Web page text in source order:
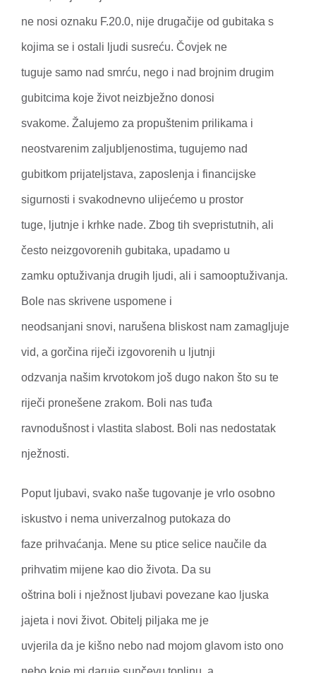
ne nosi oznaku F.20.0, nije drugačije od gubitaka s
kojima se i ostali ljudi susreću. Čovjek ne
tuguje samo nad smrću, nego i nad brojnim drugim
gubitcima koje život neizbježno donosi
svakome. Žalujemo za propuštenim prilikama i
neostvarenim zaljubljenostima, tugujemo nad
gubitkom prijateljstava, zaposlenja i financijske
sigurnosti i svakodnevno ulijećemo u prostor
tuge, ljutnje i krhke nade. Zbog tih svepristutnih, ali
često neizgovorenih gubitaka, upadamo u
zamku optuživanja drugih ljudi, ali i samooptuživanja.
Bole nas skrivene uspomene i
neodsanjani snovi, narušena bliskost nam zamagljuje
vid, a gorčina riječi izgovorenih u ljutnji
odzvanja našim krvotokom još dugo nakon što su te
riječi pronešene zrakom. Boli nas tuđa
ravnodušnost i vlastita slabost. Boli nas nedostatak
nježnosti.
Poput ljubavi, svako naše tugovanje je vrlo osobno
iskustvo i nema univerzalnog putokaza do
faze prihvaćanja. Mene su ptice selice naučile da
prihvatim mijene kao dio života. Da su
oštrina boli i nježnost ljubavi povezane kao ljuska
jajeta i novi život. Obitelj piljaka me je
uvjerila da je kišno nebo nad mojom glavom isto ono